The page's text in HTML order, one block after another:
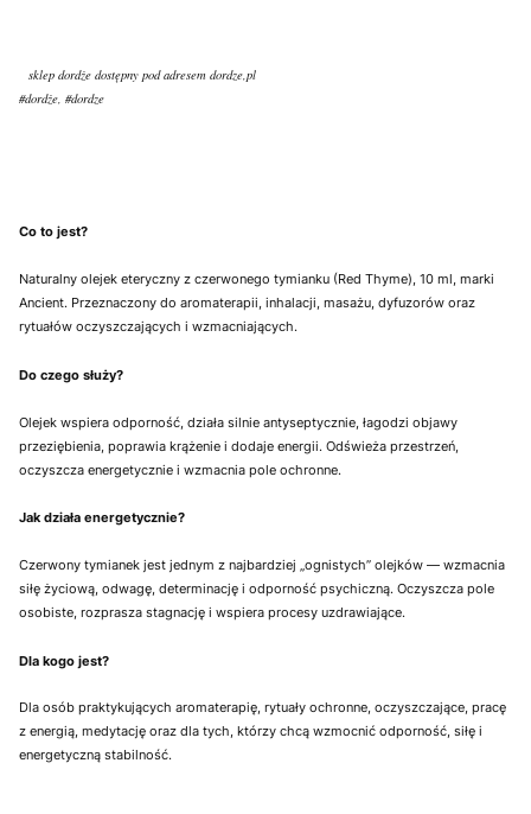
sklep dordże dostępny pod adresem dordze,pl
#dordże, #dordze
Co to jest?
Naturalny olejek eteryczny z czerwonego tymianku (Red Thyme), 10 ml, marki
Ancient. Przeznaczony do aromaterapii, inhalacji, masażu, dyfuzorów oraz
rytuałów oczyszczających i wzmacniających.
Do czego służy?
Olejek wspiera odporność, działa silnie antyseptycznie, łagodzi objawy
przeziębienia, poprawia krążenie i dodaje energii. Odświeża przestrzeń,
oczyszcza energetycznie i wzmacnia pole ochronne.
Jak działa energetycznie?
Czerwony tymianek jest jednym z najbardziej „ognistych” olejków — wzmacnia
siłę życiową, odwagę, determinację i odporność psychiczną. Oczyszcza pole
osobiste, rozprasza stagnację i wspiera procesy uzdrawiające.
Dla kogo jest?
Dla osób praktykujących aromaterapię, rytuały ochronne, oczyszczające, pracę
z energią, medytację oraz dla tych, którzy chcą wzmocnić odporność, siłę i
energetyczną stabilność.